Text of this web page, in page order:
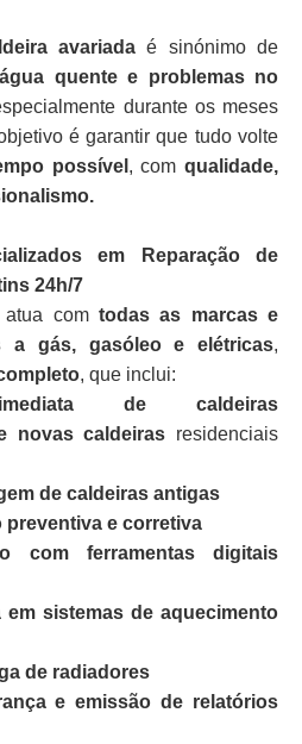
avariada é sinónimo de
quente e problemas no
durante os meses
é garantir que tudo volte
possível , comqualidade,
em Reparação de
24h/7
atua com todas as marcas e
a gás, gasóleo e elétricas,
, que inclui:
de caldeiras
novas caldeiras residenciais
de caldeiras antigas
preventiva e corretiva
com ferramentas digitais
sistemas de aquecimento
de radiadores
e emissão de relatórios